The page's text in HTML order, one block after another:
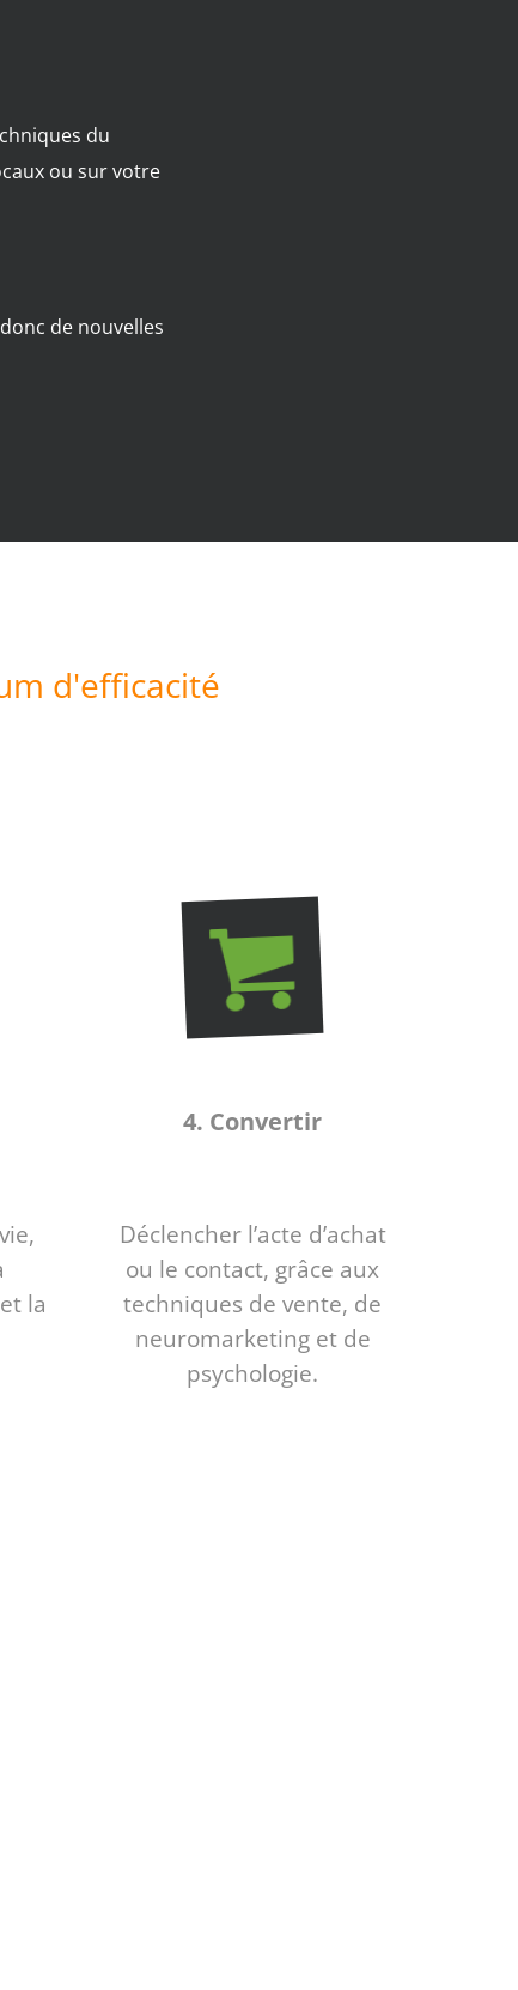
du
ou sur votre
de nouvelles
d'efficacité
la
4. Convertir
Déclencher l’acte d’achat
ou le contact, grâce aux
techniques de vente, de
neuromarketing et de
psychologie.